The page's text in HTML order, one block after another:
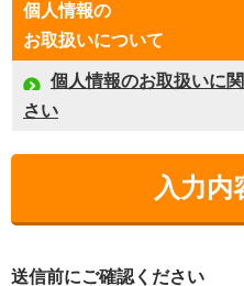
個人情報の
お取扱いについて
個人情報のお取扱いに
さい
送信前にご確認ください